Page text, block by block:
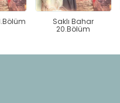
Saklı Bahar
20.Bölüm